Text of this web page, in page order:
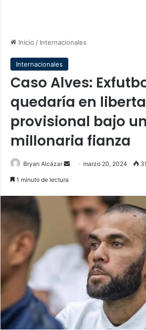
Inicio / Internacionales
Internacionales
Caso Alves:
quedaría en
provisional bajo
millonaria fianza
Bryan Alcázar
Send marzo 20, 2024
1 minuto de lectura